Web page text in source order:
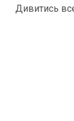
Дивитись